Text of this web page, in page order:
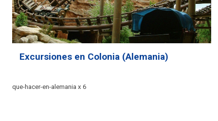
Excursiones en Colonia (Alemania)
que-hacer-en-alemania x 6